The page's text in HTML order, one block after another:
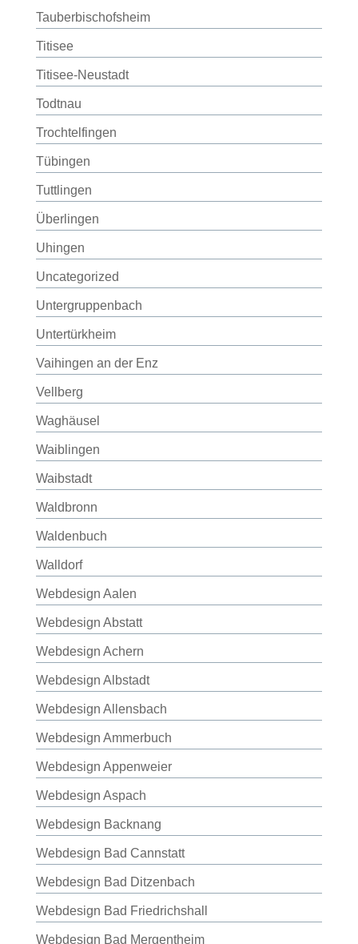
Tauberbischofsheim
Titisee
Titisee-Neustadt
Todtnau
Trochtelfingen
Tübingen
Tuttlingen
Überlingen
Uhingen
Uncategorized
Untergruppenbach
Untertürkheim
Vaihingen an der Enz
Vellberg
Waghäusel
Waiblingen
Waibstadt
Waldbronn
Waldenbuch
Walldorf
Webdesign Aalen
Webdesign Abstatt
Webdesign Achern
Webdesign Albstadt
Webdesign Allensbach
Webdesign Ammerbuch
Webdesign Appenweier
Webdesign Aspach
Webdesign Backnang
Webdesign Bad Cannstatt
Webdesign Bad Ditzenbach
Webdesign Bad Friedrichshall
Webdesign Bad Mergentheim